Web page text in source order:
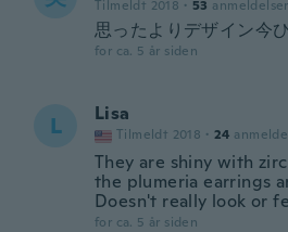
Tilmeldt 2018 · 53 anmeldelser
思ったよりデザイン今
for ca. 5 år siden
L Lisa
Tilmeldt 2018 · 24
They are shiny with
the plumeria earrings
Doesn't really look or
for ca. 5 år siden